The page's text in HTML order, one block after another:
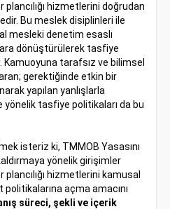
hizmetlerini doğrudan
Bu meslek disiplinleri ile
mesleki denetim esaslı
dönüştürülerek tasfiye
tarafsız ve bilimsel
gerektiğinde etkin bir
yapılan yanlışlarla
tasfiye politikaları da bu
isteriz ki, TMMOB Yasasını
yönelik girişimler
hizmetlerini kamusal
açma amacını
süreci, şekli ve içerik